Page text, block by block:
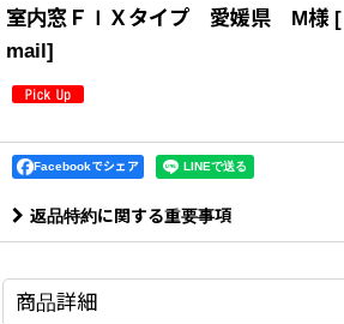
室内窓ＦＩＸタイプ 愛媛県 M様 [
mail]
Facebookでシェア
返品特約に関する重要事項
商品詳細